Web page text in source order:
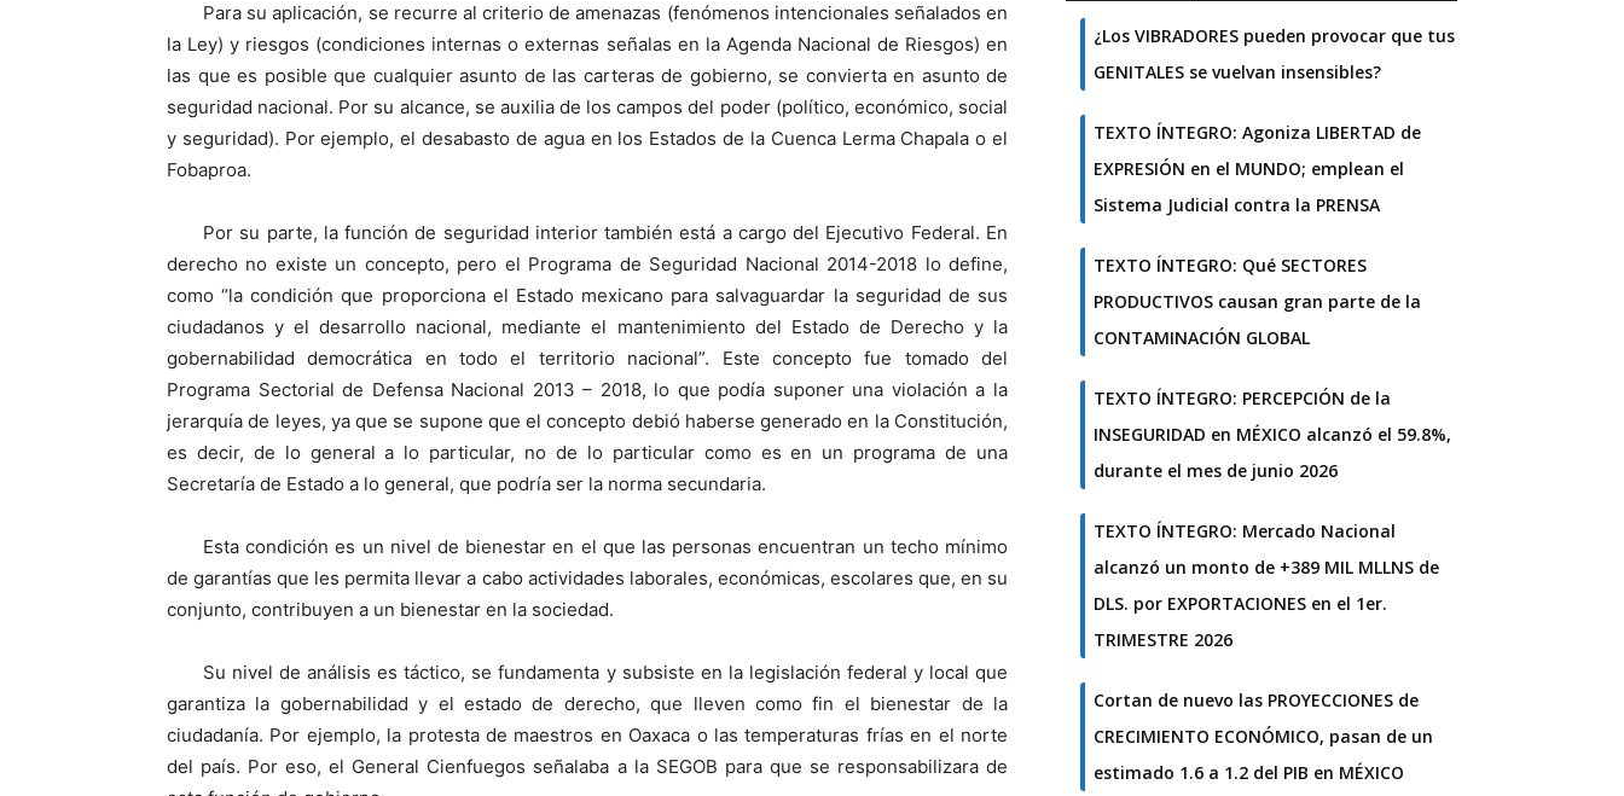
Para su aplicación, se recurre al criterio de amenazas (fenómenos intencionales señalados en
la Ley) y riesgos (condiciones internas o externas señalas en la Agenda Nacional de Riesgos) en
las que es posible que cualquier asunto de las carteras de gobierno, se convierta en asunto de
seguridad nacional. Por su alcance, se auxilia de los campos del poder (político, económico, social
y seguridad). Por ejemplo, el desabasto de agua en los Estados de la Cuenca Lerma Chapala o el
Fobaproa.
Por su parte, la función de seguridad interior también está a cargo del Ejecutivo Federal. En
derecho no existe un concepto, pero el Programa de Seguridad Nacional 2014-2018 lo define,
como “la condición que proporciona el Estado mexicano para salvaguardar la seguridad de sus
ciudadanos y el desarrollo nacional, mediante el mantenimiento del Estado de Derecho y la
gobernabilidad democrática en todo el territorio nacional”. Este concepto fue tomado del
Programa Sectorial de Defensa Nacional 2013 – 2018, lo que podía suponer una violación a la
jerarquía de leyes, ya que se supone que el concepto debió haberse generado en la Constitución,
es decir, de lo general a lo particular, no de lo particular como es en un programa de una
Secretaría de Estado a lo general, que podría ser la norma secundaria.
Esta condición es un nivel de bienestar en el que las personas encuentran un techo mínimo
de garantías que les permita llevar a cabo actividades laborales, económicas, escolares que, en su
conjunto, contribuyen a un bienestar en la sociedad.
Su nivel de análisis es táctico, se fundamenta y subsiste en la legislación federal y local que
garantiza la gobernabilidad y el estado de derecho, que lleven como fin el bienestar de la
ciudadanía. Por ejemplo, la protesta de maestros en Oaxaca o las temperaturas frías en el norte
del país. Por eso, el General Cienfuegos señalaba a la SEGOB para que se responsabilizara de
¿Los VIBRADORES pueden provocar que tus
GENITALES se vuelvan insensibles?
TEXTO ÍNTEGRO: Agoniza LIBERTAD de
EXPRESIÓN en el MUNDO; emplean el
Sistema Judicial contra la PRENSA
TEXTO ÍNTEGRO: Qué SECTORES
PRODUCTIVOS causan gran parte de la
CONTAMINACIÓN GLOBAL
TEXTO ÍNTEGRO: PERCEPCIÓN de la
INSEGURIDAD en MÉXICO alcanzó el 59.8%,
durante el mes de junio 2026
TEXTO ÍNTEGRO: Mercado Nacional
alcanzó un monto de +389 MIL MLLNS de
DLS. por EXPORTACIONES en el 1er.
TRIMESTRE 2026
Cortan de nuevo las PROYECCIONES de
CRECIMIENTO ECONÓMICO, pasan de un
estimado 1.6 a 1.2 del PIB en MÉXICO